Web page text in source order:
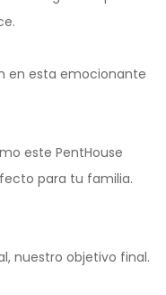
en esta emocionante
este PentHouse
para tu familia.
nuestro objetivo final.